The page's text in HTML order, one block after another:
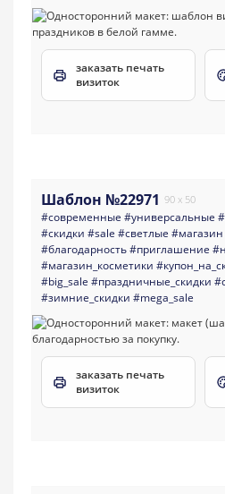
заказать печать
визиток
Шаблон №22971 90 x 50
#современные #универсальные
#скидки #sale #светлые #магазин
#благодарность#приглашение
#магазин_косметики
#big_sale #праздничные_скидки
#зимние_скидки #mega_sale
заказать печать
визиток